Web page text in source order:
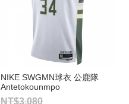
NIKE SWGMN球衣 公鹿隊
Antetokounmpo
NT$3,080